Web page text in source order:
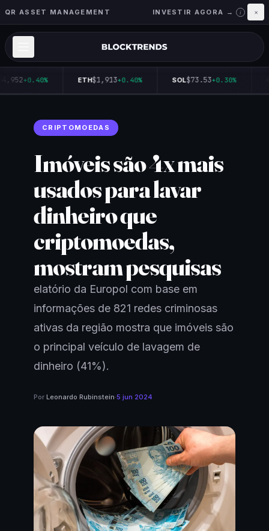
QR ASSET MANAGEMENT INVESTIR AGORA → i ×
+0.40% ETH$1,913+0.40% SOL$73.53+0.30%
CRIPTOMOEDAS
Imóveis são 4x mais
usados para lavar
dinheiro que
criptomoedas,
mostram pesquisas
elatório da Europol com base em
informações de 821 redes criminosas
ativas da região mostra que imóveis são
o principal veículo de lavagem de
dinheiro (41%).
Por Leonardo Rubinstein·5 jun 2024